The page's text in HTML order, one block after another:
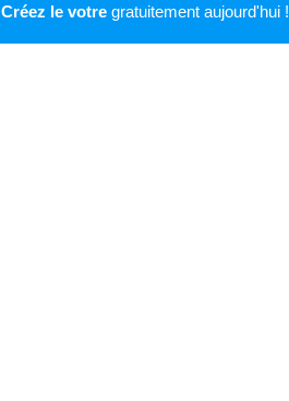
Créez le votre gratuitement aujourd'hui !